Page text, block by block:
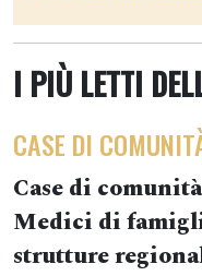
I PIÙ LETTI
CASE DI
Case di
Medici di
strutture